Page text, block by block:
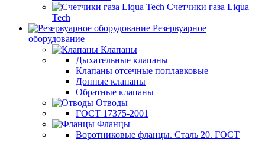
Счетчики газа Liqua
Tech
Резервуарное
оборудование
Клапаны
Дыхательные клапаны
Клапаны отсечные поплавковые
Донные клапаны
Обратные клапаны
Отводы
ГОСТ 17375-2001
Фланцы
Воротниковые фланцы. Сталь 20. ГОСТ